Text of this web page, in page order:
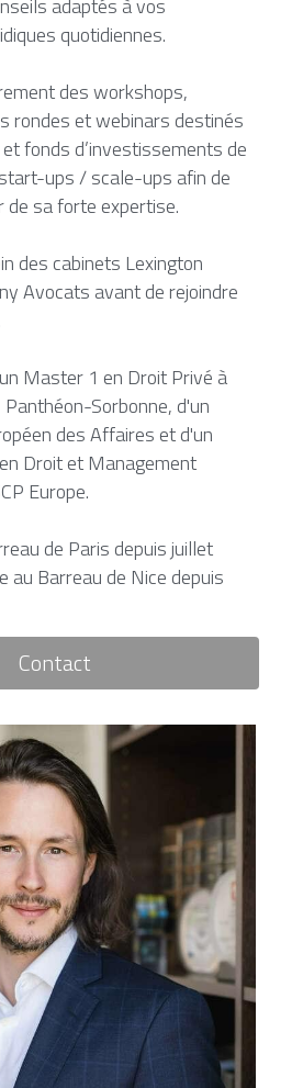
quotidiennes.
des workshops,
rondes et webinars destinés
fonds d’investissements de
ups / scale-ups afin de
de sa forte expertise.
des cabinets Lexington
Avocats avant de rejoindre
Master 1 en Droit Privé à
Sorbonne, d'un
des Affaires et d'un
Droit et Management
Europe.
de Paris depuis juillet
Barreau de Nice depuis
Contact